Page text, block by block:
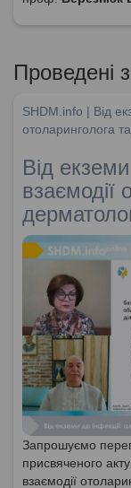
Проведені
SHDM.info | Від
отоларинголога
Від
взаємодії
Запрошуємо
присвяченого
взаємодії